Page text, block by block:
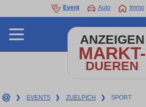
Event Auto Immo
ANZEIGEN
MARKT-
DUEREN
❯ EVENTS ❯ ZUELPICH ❯ SPORT